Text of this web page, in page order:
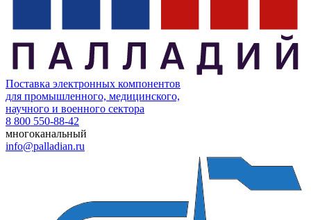
Поставка электронных компонентов
для промышленного, медицинского,
научного и военного сектора
8 800 550-88-42
многоканальный
info@palladian.ru